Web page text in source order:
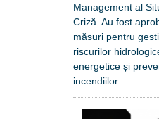
Management al
Criză. Au fost
măsuri pentru
riscurilor
energetice și
incendiilor